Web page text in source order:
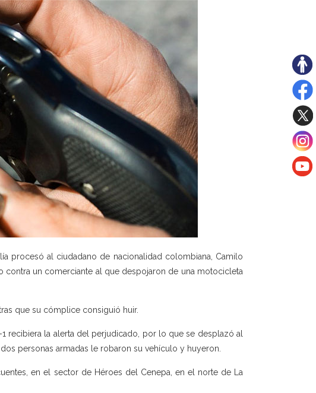
procesó al ciudadano de nacionalidad colombiana, Camilo
un comerciante al que despojaron de una motocicleta
que su cómplice consiguió huir.
recibiera la alerta del perjudicado, por lo que se desplazó al
personas armadas le robaron su vehículo y huyeron.
en el sector de Héroes del Cenepa, en el norte de La